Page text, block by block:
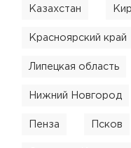
Казахстан
Красноярский край
Липецкая область
Нижний Новгород
Пенза Псков